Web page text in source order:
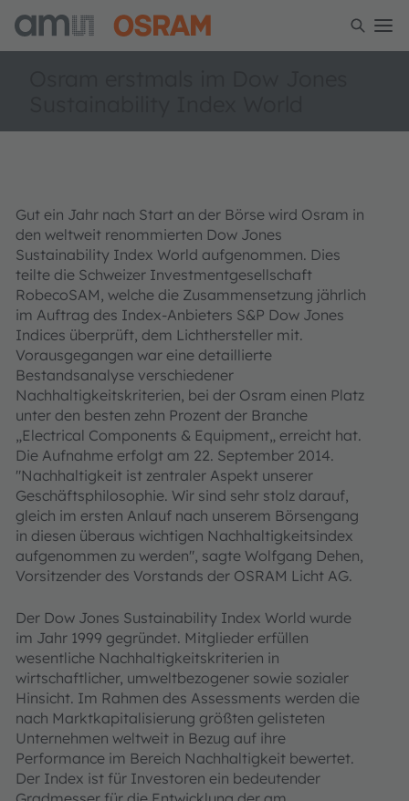
Gut ein Jahr nach Start an der Börse wird Osram in
den weltweit renommierten Dow Jones
Sustainability Index World aufgenommen. Dies
teilte die Schweizer Investmentgesellschaft
RobecoSAM, welche die Zusammensetzung jährlich
im Auftrag des Index-Anbieters S&P Dow Jones
Indices überprüft, dem Lichthersteller mit.
Vorausgegangen war eine detaillierte
Bestandsanalyse verschiedener
Nachhaltigkeitskriterien, bei der Osram einen Platz
unter den besten zehn Prozent der Branche
„Electrical Components & Equipment„ erreicht hat.
Die Aufnahme erfolgt am 22. September 2014.
"Nachhaltigkeit ist zentraler Aspekt unserer
Geschäftsphilosophie. Wir sind sehr stolz darauf,
gleich im ersten Anlauf nach unserem Börsengang
in diesen überaus wichtigen Nachhaltigkeitsindex
aufgenommen zu werden", sagte Wolfgang Dehen,
Vorsitzender des Vorstands der OSRAM Licht AG.
Der Dow Jones Sustainability Index World wurde
im Jahr 1999 gegründet. Mitglieder erfüllen
wesentliche Nachhaltigkeitskriterien in
wirtschaftlicher, umweltbezogener sowie sozialer
Hinsicht. Im Rahmen des Assessments werden die
nach Marktkapitalisierung größten gelisteten
Unternehmen weltweit in Bezug auf ihre
Performance im Bereich Nachhaltigkeit bewertet.
Der Index ist für Investoren ein bedeutender